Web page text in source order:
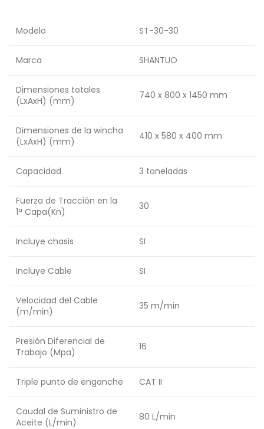
Modelo ST-30-30
Marca SHANTUO
Dimensiones totales
(LxAxH) (mm)
740 x 800 x 1450 mm
Dimensiones de la wincha
(LxAxH) (mm)
410 x 580 x 400 mm
Capacidad 3 toneladas
Fuerza de Tracción en la
1ª Capa(Kn)
30
Incluye chasis SI
Incluye Cable SI
Velocidad del Cable
(m/min)
35 m/min
Presión Diferencial de
Trabajo (Mpa)
16
Triple punto de enganche CAT II
Caudal de Suministro de
Aceite (L/min)
80 L/min